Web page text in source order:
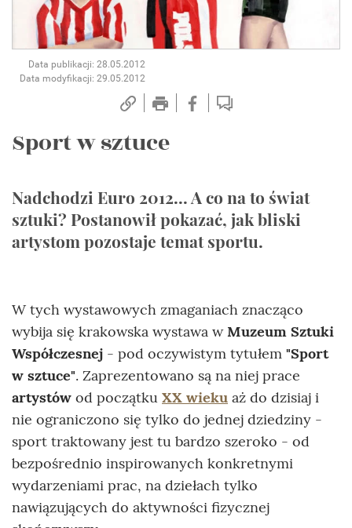
Data publikacji: 28.05.2012
Data modyfikacji: 29.05.2012
Sport w sztuce
Nadchodzi Euro 2012... A co na to świat
sztuki? Postanowił pokazać, jak bliski
artystom pozostaje temat sportu.
W tych wystawowych zmaganiach znacząco
wybija się krakowska wystawa wMuzeum Sztuki
Współczesnej - pod oczywistym tytułem "Sport
w sztuce". Zaprezentowano są na niej prace
artystów od początku XX wieku aż do dzisiaj i
nie ograniczono się tylko do jednej dziedziny -
sport traktowany jest tu bardzo szeroko - od
bezpośrednio inspirowanych konkretnymi
wydarzeniami prac, na dziełach tylko
nawiązujących do aktywności fizycznej